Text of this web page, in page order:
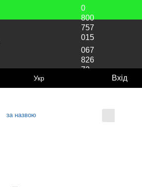
0
800
757
015
067
826
72
Укр Вхід
за назвою